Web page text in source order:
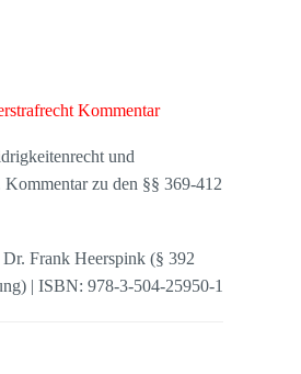
Kommentar
und
Kommentar zu den §§ 369-412
Frank Heerspink (§ 392
| ISBN: 978-3-504-25950-1